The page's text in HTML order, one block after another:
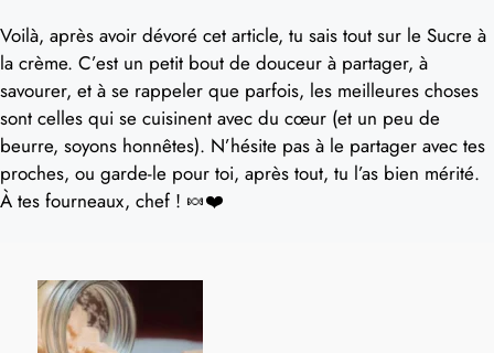
Voilà, après avoir dévoré cet article, tu sais tout sur le Sucre à
la crème. C’est un petit bout de douceur à partager, à
savourer, et à se rappeler que parfois, les meilleures choses
sont celles qui se cuisinent avec du cœur (et un peu de
beurre, soyons honnêtes). N’hésite pas à le partager avec tes
proches, ou garde-le pour toi, après tout, tu l’as bien mérité.
À tes fourneaux, chef ! 🍬❤️